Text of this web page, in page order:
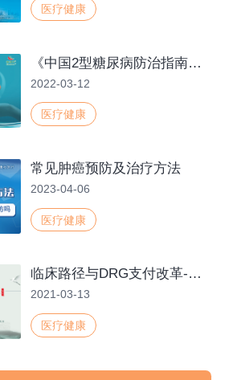
医疗健康
《中国2型糖尿病防治指南（2020版）》指南更新宣讲—天津站
2022-03-12
医疗健康
常见肿癌预防及治疗方法
2023-04-06
医疗健康
临床路径与DRG支付改革-郑州人民医院
2021-03-13
医疗健康